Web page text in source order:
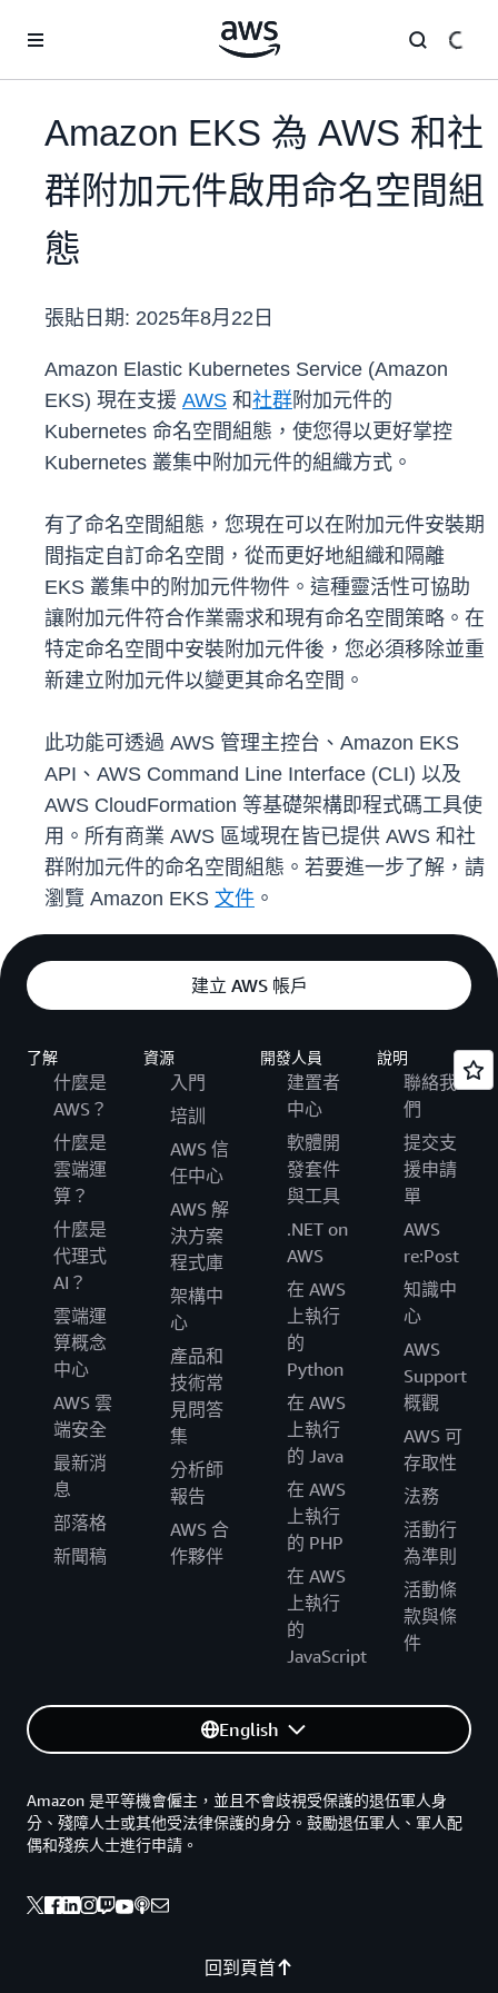
Amazon EKS 為 AWS 和社
群附加元件啟用命名空間組
態
張貼日期: 2025年8月22日
Amazon Elastic Kubernetes Service (Amazon
EKS) 現在支援 AWS 和社群附加元件的
Kubernetes 命名空間組態，使您得以更好掌控
Kubernetes 叢集中附加元件的組織方式。
有了命名空間組態，您現在可以在附加元件安裝期
間指定自訂命名空間，從而更好地組織和隔離
EKS 叢集中的附加元件物件。這種靈活性可協助
讓附加元件符合作業需求和現有命名空間策略。在
特定命名空間中安裝附加元件後，您必須移除並重
新建立附加元件以變更其命名空間。
此功能可透過 AWS 管理主控台、Amazon EKS
API、AWS Command Line Interface (CLI) 以及
AWS CloudFormation 等基礎架構即程式碼工具使
用。所有商業 AWS 區域現在皆已提供 AWS 和社
群附加元件的命名空間組態。若要進一步了解，請
瀏覽 Amazon EKS 文件 。
建立 AWS 帳戶
了解
什麼是
AWS？
什麼是
雲端運
算？
什麼是
代理式
AI？
雲端運
算概念
中心
AWS 雲
端安全
最新消
息
部落格
新聞稿
資源
入門
培訓
AWS 信
任中心
AWS 解
決方案
程式庫
架構中
心
產品和
技術常
見問答
集
分析師
報告
AWS 合
作夥伴
開發人員
建置者
中心
軟體開
發套件
與工具
.NET on
AWS
在 AWS
上執行
的
Python
在 AWS
上執行
的 Java
在 AWS
上執行
的 PHP
在 AWS
上執行
的
JavaScript
說明
聯絡我
們
提交支
援申請
單
AWS
re:Post
知識中
心
AWS
Support
概觀
AWS 可
存取性
法務
活動行
為準則
活動條
款與條
件
English
回到頁首
Amazon 是平等機會僱主，並且不會歧視受保護的退伍軍人身
分、殘障人士或其他受法律保護的身分。鼓勵退伍軍人、軍人配
偶和殘疾人士進行申請。